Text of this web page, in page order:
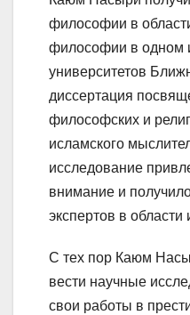
философии в
философии в одном
университетов
диссертация
философских и
исламского
исследование
внимание и
экспертов в
С тех пор Каюм
вести научные
свои работы в